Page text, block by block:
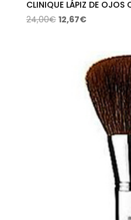
CLINIQUE LÁPIZ DE OJOS
24,00€ El
24,00€.
12,67€El
es:
12,67€.